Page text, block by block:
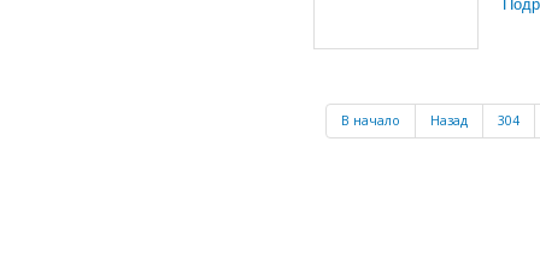
В начало Назад 304